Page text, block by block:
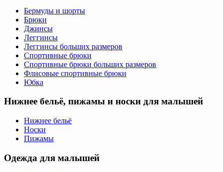
Бермуды и шорты
Брюки
Джинсы
Леггинсы
Леггинсы больших размеров
Спортивные брюки
Спортивные брюки больших размеров
Флисовые спортивные брюки
Юбка
Нижнее бельё, пижамы и носки для малышей
Нижнее бельё
Носки
Пижамы
Одежда для малышей